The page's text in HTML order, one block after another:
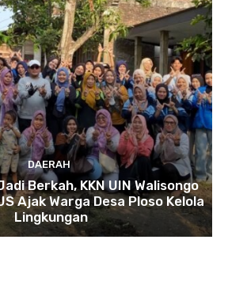
DAERAH
Berkah, KKN UIN Walisongo
Ajak Warga Desa Ploso Kelola
Lingkungan